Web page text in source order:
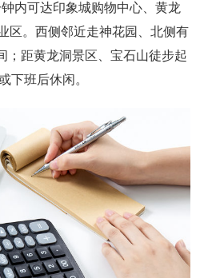
内可达‌印象城购物中心‌、‌黄龙
区。西侧邻近‌走神花园‌、北侧有‌
；距‌黄龙洞景区‌、‌宝石山‌徒步起
下班后休闲。